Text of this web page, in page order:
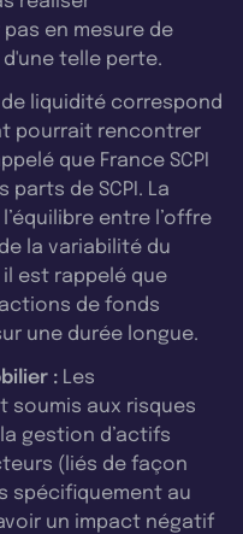
en mesure de
telle perte.
de liquidité correspond
pourrait rencontrer
que France SCPI
de SCPI. La
entre l’offre
la variabilité du
est rappelé que
de fonds
une durée longue.
: Les
soumis aux risques
gestion d’actifs
(liés de façon
spécifiquement au
un impact négatif